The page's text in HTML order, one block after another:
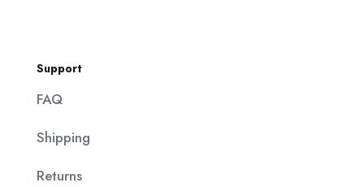
Support
FAQ
Shipping
Returns